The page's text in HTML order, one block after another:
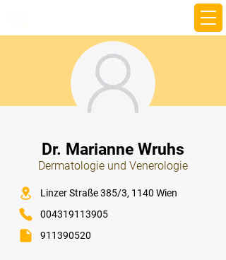
Dr. Marianne Wruhs
Dermatologie und Venerologie
Linzer Straße 385/3, 1140 Wien
004319113905
911390520